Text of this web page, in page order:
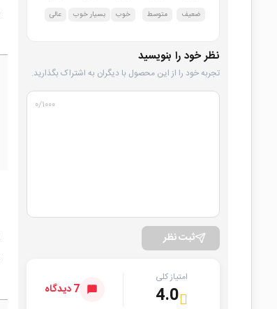
ضعیف متوسط خوب بسیار خوب عالی
نظر خود را بنویسید
تجربه خود را از این محصول با دیگران به اشتراک بگذارید.
۰/۱۰۰۰
ثبت نظر
امتیاز کلی
4.0 7 دیدگاه